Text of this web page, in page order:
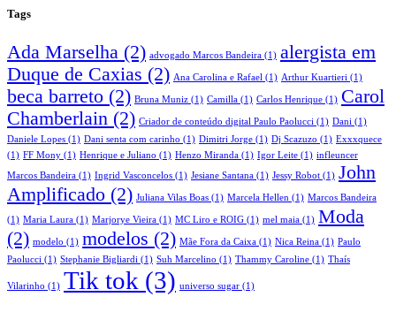
Tags
Ada Marselha (2) advogado Marcos Bandeira (1) alergista em
Duque de Caxias (2) Ana Carolina e Rafael (1) Arthur Kuartieri (1)
beca barreto (2) Bruna Muniz (1) Camilla (1) Carlos Henrique (1) Carol
Chamberlain (2) Criador de conteúdo digital Paulo Paolucci (1) Dani (1)
Daniele Lopes (1) Dani senta com carinho (1) Dimitri Jorge (1) Dj Scazuzo (1) Exxxquece
(1) FF Mony (1) Henrique e Juliano (1) Henzo Miranda (1) Igor Leite (1) infleuncer
Marcos Bandeira (1) Ingrid Vasconcelos (1) Jesiane Santana (1) Jessy Robot (1) John
Amplificado (2) Juliana Vilas Boas (1) Marcela Hellen (1) Marcos Bandeira
(1) Maria Laura (1) Marjorye Vieira (1) MC Liro e ROIG (1) mel maia (1) Moda
(2) modelo (1) modelos (2) Mãe Fora da Caixa (1) Nica Reina (1) Paulo
Paolucci (1) Stephanie Bigliardi (1) Suh Marcelino (1) Thammy Caroline (1) Thaís
Vilarinho (1) Tik tok (3) universo sugar (1)